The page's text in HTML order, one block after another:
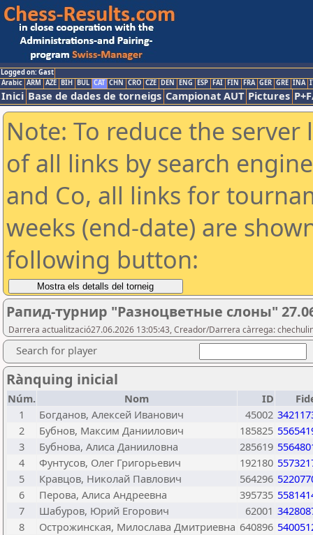
Logged on: Gast
Arabic ARM AZE BIH BUL CAT CHN CRO CZE DEN ENG ESP FAI FIN FRA GER GRE INA
Inici Base de dades de torneigs Campionat AUT Pictures
Note: To reduce the
of all links by search
and Co, all links for
weeks (end-date) are
following button:
Рапид-турнир "Разноцветные слоны"
Darrera actualització27.06.2026 13:05:43, Creador/Darrera càrrega:
Search for player
Rànquing inicial
Núm. Nom ID
1
Богданов, Алексей Иванович 45002
2
Бубнов, Максим Даниилович 185825
3
Бубнова, Алиса Данииловна 285619
4
Фунтусов, Олег Григорьевич 192180
5
Кравцов, Николай Павлович 564296
6
Перова, Алиса Андреевна 395735
7
Шабуров, Юрий Егорович 62001
8
Острожинская, Милослава Дмитриевна 640896